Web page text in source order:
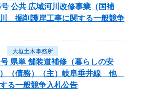
公共 広域河川改修事業（国補
掘削護岸工事に関する一般競争
大垣土木事務所
県単 舗装道補修（暮らしの安
）（債務）（主）岐阜垂井線 他
る一般競争入札公告